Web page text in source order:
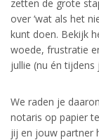
zetten de grote
over ‘wat als het
kunt doen. Bekijk
woede, frustratie
jullie (nu én
We raden je
notaris op papier
jij en jouw partner